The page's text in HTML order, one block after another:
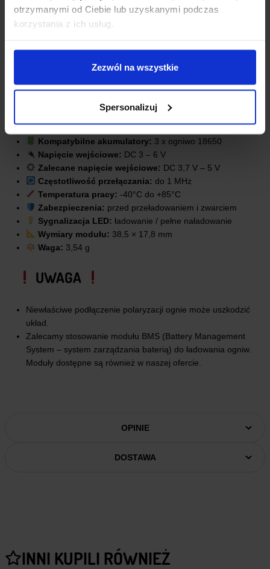
otrzymanymi od Ciebie lub uzyskanymi podczas
korzystania z ich usług.
Zezwól na wszystkie
Spersonalizuj
ładowarka Step-Up Boost LiPo / Li-Ion
Obsługiwana konfiguracja:3S
Napięcie ładowania:
Dostępna wersja prądowa:4 A
Kompatybilne akumulatory: 3 x ogniwo 18650
Napięcie wejściowe: DC 3 – 6 V
Zalecane napięcie wejściowe: DC 3,7 V – 5 V
Częstotliwość przełączania: do 1 MHz
Temperatura pracy: -40°C do +85°C
Zabezpieczenia: przed przeładowaniem i zwarciem
Sygnalizacja LED: ładowanie / pełne naładowanie
Wymiary modułu: 38,5 × 17,8 mm
Waga: 3,54 g
UWAGA
Niewłaściwe podłączenie polaryzacji ognie może uszkodzić
układ.
Zalecamy stosowanie modułu BMS (Battery Management
System – system zarządzania baterią) do ładowania ogniw.
Moduły dostępne są również w naszej ofercie.
OPINIE
DOSTAWA
INNI KUPILI RÓWNIEŻ